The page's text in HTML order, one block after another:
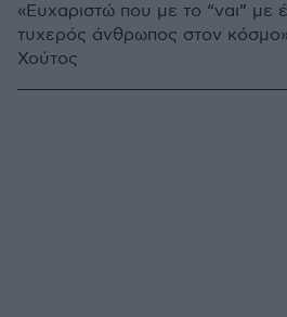
«Ευχαριστώ που με το “ναι” με
τυχερός άνθρωπος στον
Χούτος